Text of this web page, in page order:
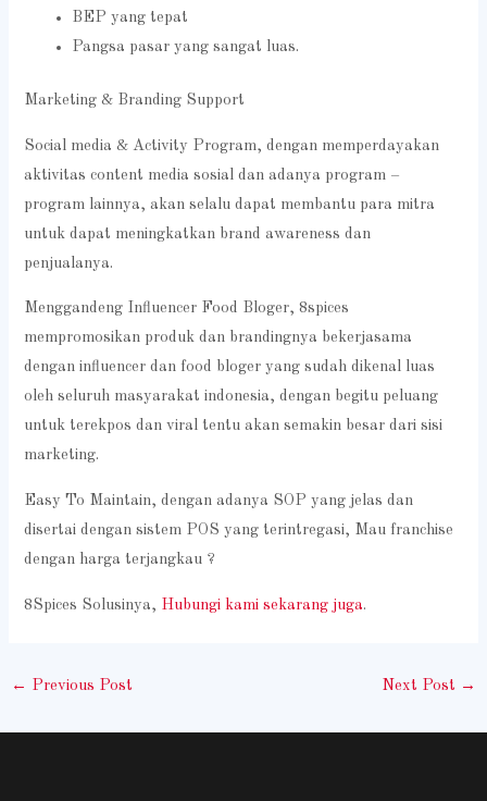
BEP yang tepat
Pangsa pasar yang sangat luas.
Marketing & Branding Support
Social media & Activity Program, dengan memperdayakan
aktivitas content media sosial dan adanya program –
program lainnya, akan selalu dapat membantu para mitra
untuk dapat meningkatkan brand awareness dan
penjualanya.
Menggandeng Influencer Food Bloger, 8spices
mempromosikan produk dan brandingnya bekerjasama
dengan influencer dan food bloger yang sudah dikenal luas
oleh seluruh masyarakat indonesia, dengan begitu peluang
untuk terekpos dan viral tentu akan semakin besar dari sisi
marketing.
Easy To Maintain, dengan adanya SOP yang jelas dan
disertai dengan sistem POS yang terintregasi, Mau franchise
dengan harga terjangkau ?
8Spices Solusinya, Hubungi kami sekarang juga.
← Previous Post Next Post →